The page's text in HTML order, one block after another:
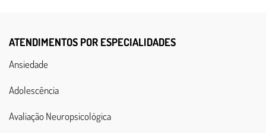
ATENDIMENTOS POR ESPECIALIDADES
Ansiedade
Adolescência
Avaliação Neuropsicológica